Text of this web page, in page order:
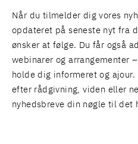
Når du tilmelder dig vores
opdateret på seneste nyt fra
ønsker at følge. Du får også
webinarer og arrangementer
holde dig informeret og
efter rådgivning, viden eller
nyhedsbreve din nøgle til det